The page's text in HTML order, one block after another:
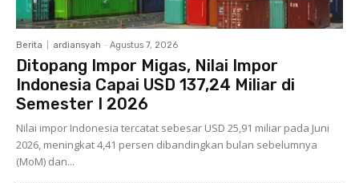
Berita ardiansyah - Agustus 7, 2026
Ditopang Impor Migas, Nilai Impor
Indonesia Capai USD 137,24 Miliar di
Semester I 2026
Nilai impor Indonesia tercatat sebesar USD 25,91 miliar pada Juni
2026, meningkat 4,41 persen dibandingkan bulan sebelumnya
(MoM) dan...